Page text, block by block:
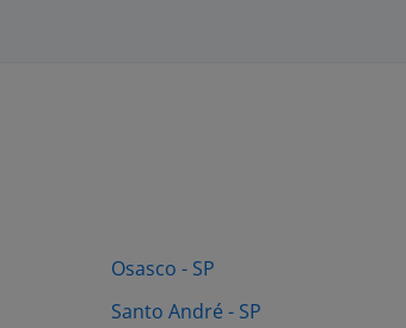
Osasco - SP
Santo André - SP